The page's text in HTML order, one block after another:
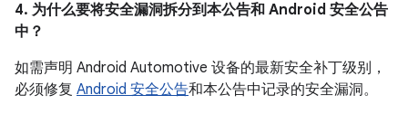
4. 为什么要将安全漏洞拆分到本公告和 Android 安全公告
中？
如需声明 Android Automotive 设备的最新安全补丁级别，
必须修复 Android 安全公告和本公告中记录的安全漏洞。